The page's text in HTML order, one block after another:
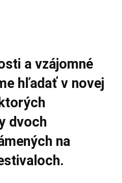
a vzájomné
hľadať v novej
dvoch
na